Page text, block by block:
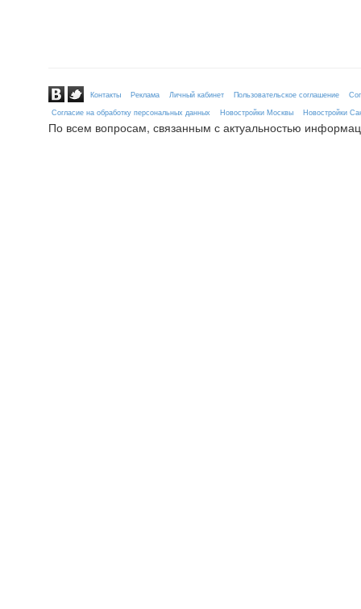
Контакты Реклама Личный кабинет Пользовательское соглашение
Согласие на обработку персональных данных
Новостройки Москвы Новостройки
По всем вопросам, связанным с актуальностью